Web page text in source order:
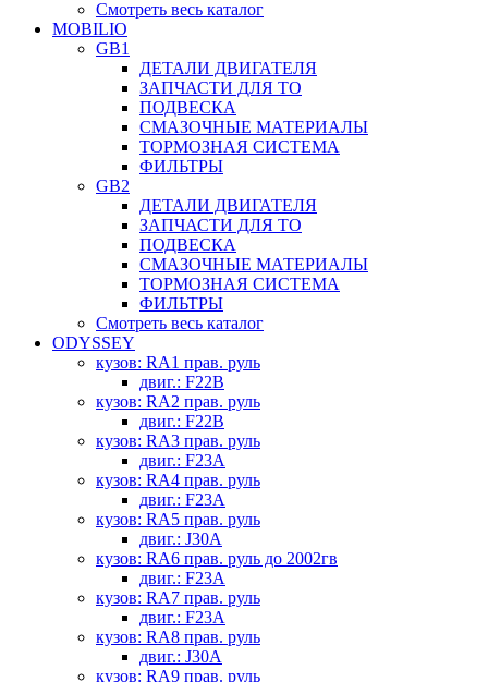
Смотреть весь каталог
MOBILIO
GB1
ДЕТАЛИ ДВИГАТЕЛЯ
ЗАПЧАСТИ ДЛЯ ТО
ПОДВЕСКА
СМАЗОЧНЫЕ МАТЕРИАЛЫ
ТОРМОЗНАЯ СИСТЕМА
ФИЛЬТРЫ
GB2
ДЕТАЛИ ДВИГАТЕЛЯ
ЗАПЧАСТИ ДЛЯ ТО
ПОДВЕСКА
СМАЗОЧНЫЕ МАТЕРИАЛЫ
ТОРМОЗНАЯ СИСТЕМА
ФИЛЬТРЫ
Смотреть весь каталог
ODYSSEY
кузов: RA1 прав. руль
двиг.: F22B
кузов: RA2 прав. руль
двиг.: F22B
кузов: RA3 прав. руль
двиг.: F23A
кузов: RA4 прав. руль
двиг.: F23A
кузов: RA5 прав. руль
двиг.: J30A
кузов: RA6 прав. руль до 2002гв
двиг.: F23A
кузов: RA7 прав. руль
двиг.: F23A
кузов: RA8 прав. руль
двиг.: J30A
кузов: RA9 прав. руль